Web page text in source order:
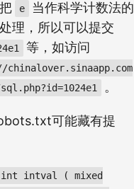
e
当作科学计数法的
理，所以可以提交
等，如访问
。
可能藏有提
int intval ( mixed